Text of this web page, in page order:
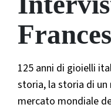
125 anni di gioielli
storia, la storia di
mercato mondiale